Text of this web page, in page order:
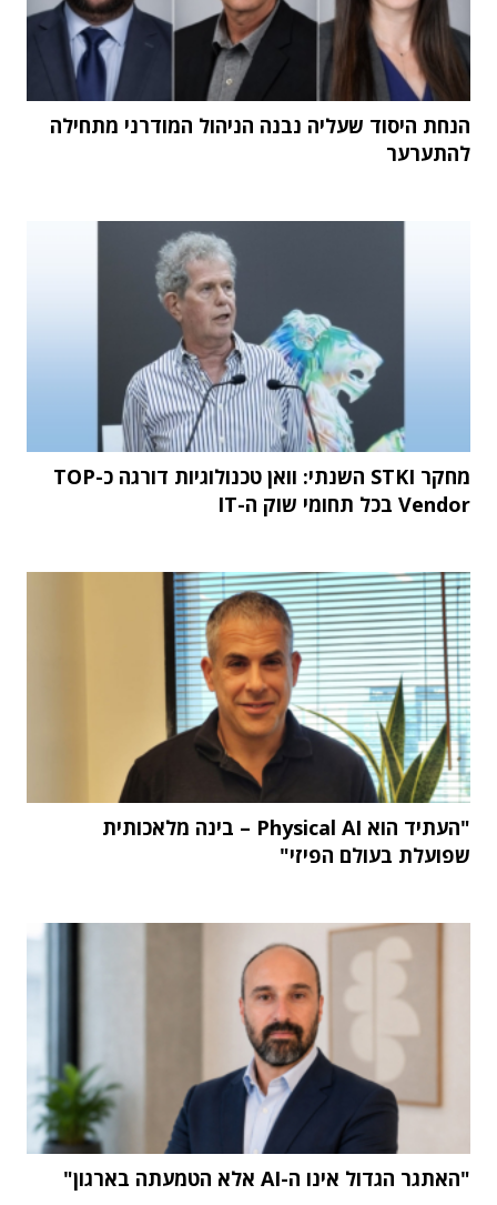
הנחת היסוד שעליה נבנה הניהול המודרני מתחילה
להתערער
מחקר STKI השנתי: וואן טכנולוגיות דורגה כ-TOP
Vendor בכל תחומי שוק ה-IT
"העתיד הוא Physical AI – בינה מלאכותית
שפועלת בעולם הפיזי"
"האתגר הגדול אינו ה-AI אלא הטמעתה בארגון"